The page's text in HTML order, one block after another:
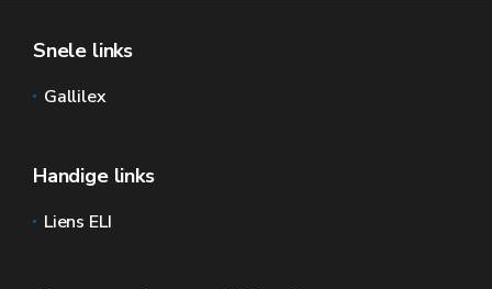
Snele links
Gallilex
Handige links
Liens ELI